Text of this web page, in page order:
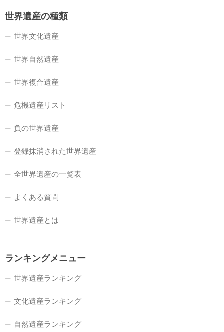
世界遺産の種類
世界文化遺産
世界自然遺産
世界複合遺産
危機遺産リスト
負の世界遺産
登録抹消された世界遺産
全世界遺産の一覧表
よくある質問
世界遺産とは
ランキングメニュー
世界遺産ランキング
文化遺産ランキング
自然遺産ランキング